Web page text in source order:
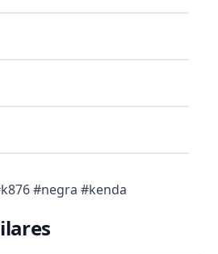
#negra #kenda